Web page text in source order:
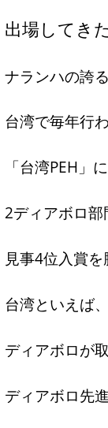
出場してき
ナランハの誇
台湾で毎年行
「台湾PEH」
2ディアボロ部
見事4位入賞
台湾といえば
ディアボロが
ディアボロ先